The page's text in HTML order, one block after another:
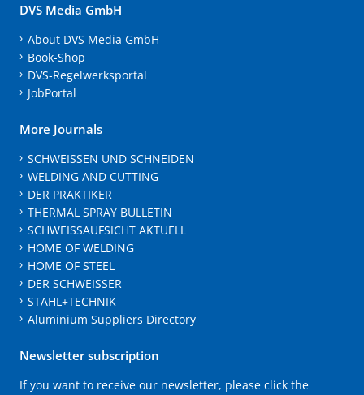
DVS Media GmbH
About DVS Media GmbH
Book-Shop
DVS-Regelwerksportal
JobPortal
More Journals
SCHWEISSEN UND SCHNEIDEN
WELDING AND CUTTING
DER PRAKTIKER
THERMAL SPRAY BULLETIN
SCHWEISSAUFSICHT AKTUELL
HOME OF WELDING
HOME OF STEEL
DER SCHWEISSER
STAHL+TECHNIK
Aluminium Suppliers Directory
Newsletter subscription
If you want to receive our newsletter, please click the